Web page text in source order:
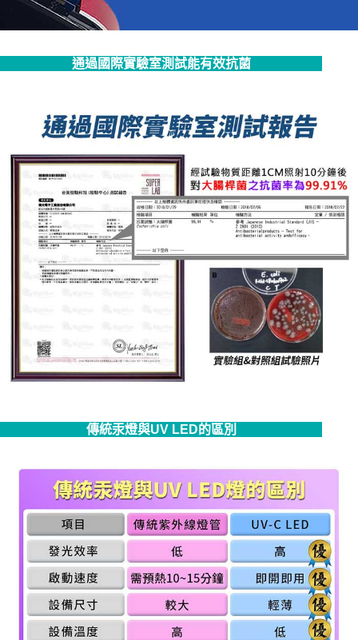
通過國際實驗室測試能有效抗菌
傳統汞燈與UV LED的區別